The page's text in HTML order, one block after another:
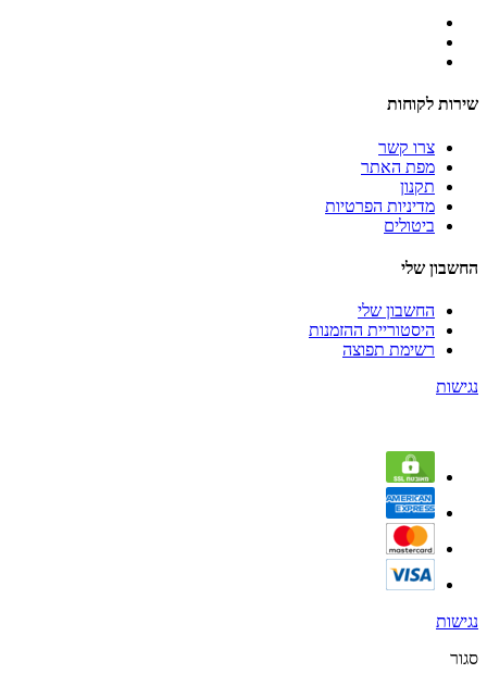
שירות לקוחות
צרו קשר
מפת האתר
תקנון
מדיניות הפרטיות
ביטולים
החשבון שלי
החשבון שלי
היסטוריית ההזמנות
רשימת תפוצה
נגישות
נגישות
סגור